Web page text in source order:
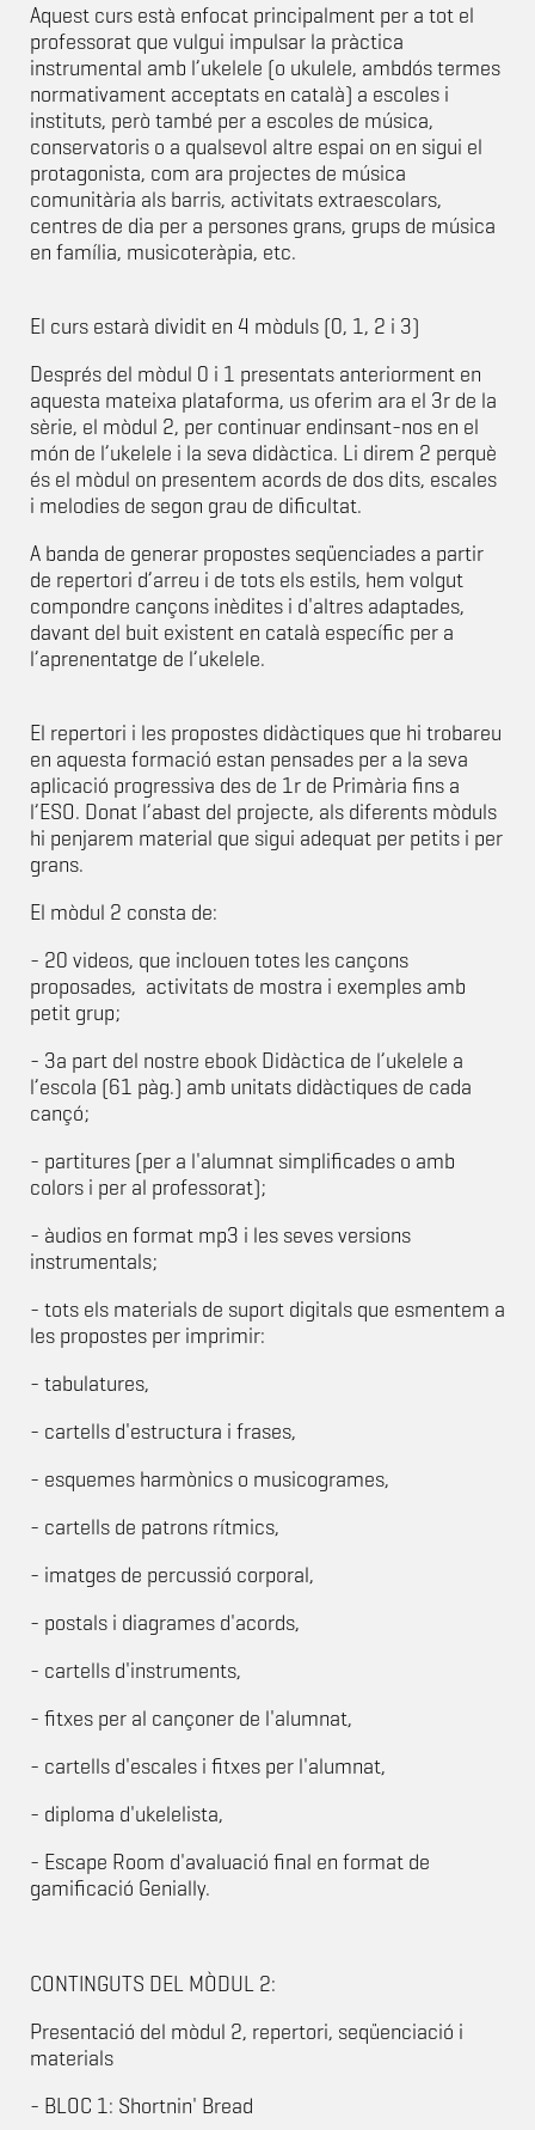
Aquest curs està enfocat principalment per a tot el
professorat que vulgui impulsar la pràctica
instrumental amb l’ukelele (o ukulele, ambdós termes
normativament acceptats en català) a escoles i
instituts, però també per a escoles de música,
conservatoris o a qualsevol altre espai on en sigui el
protagonista, com ara projectes de música
comunitària als barris, activitats extraescolars,
centres de dia per a persones grans, grups de música
en família, musicoteràpia, etc.
El curs estarà dividit en 4 mòduls (0, 1, 2 i 3)
Després del mòdul 0 i 1 presentats anteriorment en
aquesta mateixa plataforma, us oferim ara el 3r de la
sèrie, el mòdul 2, per continuar endinsant-nos en el
món de l’ukelele i la seva didàctica. Li direm 2 perquè
és el mòdul on presentem acords de dos dits, escales
i melodies de segon grau de dificultat.
A banda de generar propostes seqüenciades a partir
de repertori d’arreu i de tots els estils, hem volgut
compondre cançons inèdites i d'altres adaptades,
davant del buit existent en català específic per a
l’aprenentatge de l’ukelele.
El repertori i les propostes didàctiques que hi trobareu
en aquesta formació estan pensades per a la seva
aplicació progressiva des de 1r de Primària fins a
l’ESO. Donat l’abast del projecte, als diferents mòduls
hi penjarem material que sigui adequat per petits i per
grans.
El mòdul 2 consta de:
- 20 videos, que inclouen totes les cançons
proposades, activitats de mostra i exemples amb
petit grup;
- 3a part del nostre ebook Didàctica de l’ukelele a
l’escola (61 pàg.) amb unitats didàctiques de cada
cançó;
- partitures (per a l'alumnat simplificades o amb
colors i per al professorat);
- àudios en format mp3 i les seves versions
instrumentals;
- tots els materials de suport digitals que esmentem a
les propostes per imprimir:
- tabulatures,
- cartells d'estructura i frases,
- esquemes harmònics o musicogrames,
- cartells de patrons rítmics,
- imatges de percussió corporal,
- postals i diagrames d'acords,
- cartells d'instruments,
- fitxes per al cançoner de l'alumnat,
- cartells d'escales i fitxes per l'alumnat,
- diploma d'ukelelista,
- Escape Room d'avaluació final en format de
gamificació Genially.
CONTINGUTS DEL MÒDUL 2:
Presentació del mòdul 2, repertori, seqüenciació i
materials
- BLOC 1: Shortnin' Bread